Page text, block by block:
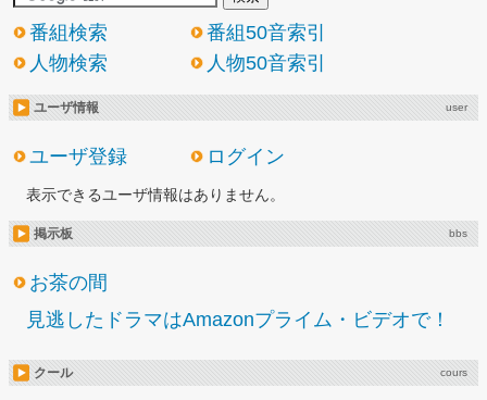
番組検索
番組50音索引
人物検索
人物50音索引
ユーザ情報 user
ユーザ登録 ログイン
表示できるユーザ情報はありません。
掲示板 bbs
お茶の間
見逃したドラマはAmazonプライム・ビデオで！
クール cours